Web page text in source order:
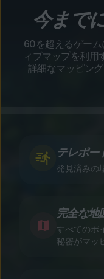
今まで
60を超えるゲー
ィブマップを利用
詳細なマッピン
テレポー
発見済みの
完全な地
すべてのポ
秘密がマッ